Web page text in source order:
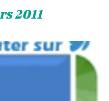
2011